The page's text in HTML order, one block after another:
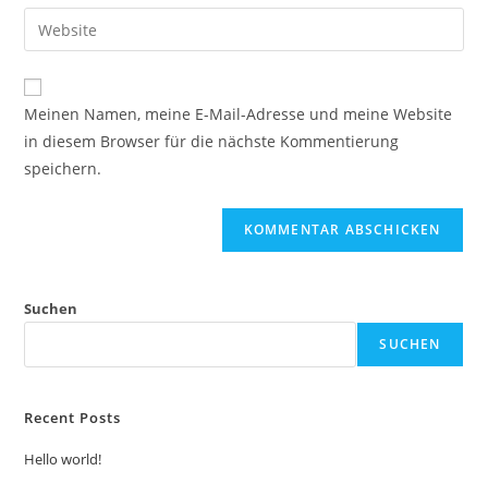
Meinen Namen, meine E-Mail-Adresse und meine Website
in diesem Browser für die nächste Kommentierung
speichern.
Suchen
SUCHEN
Recent Posts
Hello world!